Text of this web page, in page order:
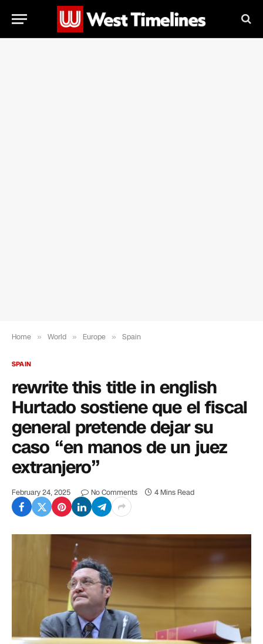
Home » World » Europe » Spain
SPAIN
rewrite this title in english
Hurtado sostiene que el fiscal
general pretende dejar su
caso “en manos de un juez
extranjero”
February 24, 2025 No Comments 4 Mins Read